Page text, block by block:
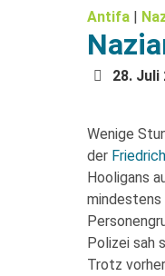
Antifa |
28. Juli
Wenige
der
Hooligans
Polizei sah
Trotz